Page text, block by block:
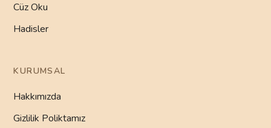
Cüz Oku
Hadisler
KURUMSAL
Hakkımızda
Gizlilik Poliktamız